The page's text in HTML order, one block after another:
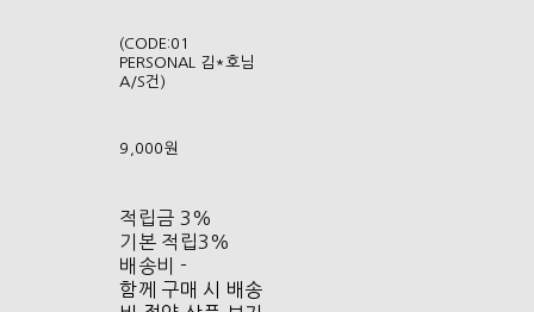
(CODE:01
PERSONAL 김*호님
A/S건)
9,000원
적립금 3%
기본 적립3%
배송비 -
함께 구매 시 배송